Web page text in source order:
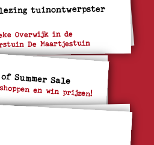
tuinontwerpster
Overwijk in de
De Maartjestuin
Summer Sale
en win prijzen!